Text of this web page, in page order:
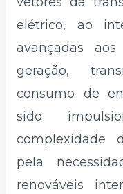
elétrico, ao
avançadas
geração,
consumo de
sido
complexidade
pela
renováveis